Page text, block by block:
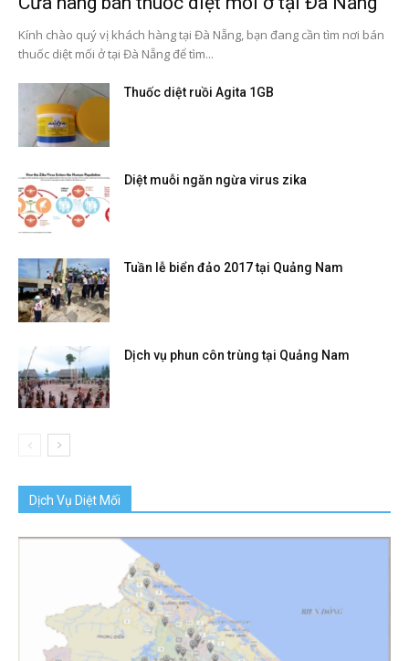
Kính chào quý vị khách hàng tại Đà Nẵng, bạn đang cần tìm nơi bán
thuốc diệt mối ở tại Đà Nẵng để tìm...
Thuốc diệt ruồi Agita 1GB
Diệt muỗi ngăn ngừa virus zika
Tuần lễ biển đảo 2017 tại Quảng Nam
Dịch vụ phun côn trùng tại Quảng Nam
Dịch Vụ Diệt Mối